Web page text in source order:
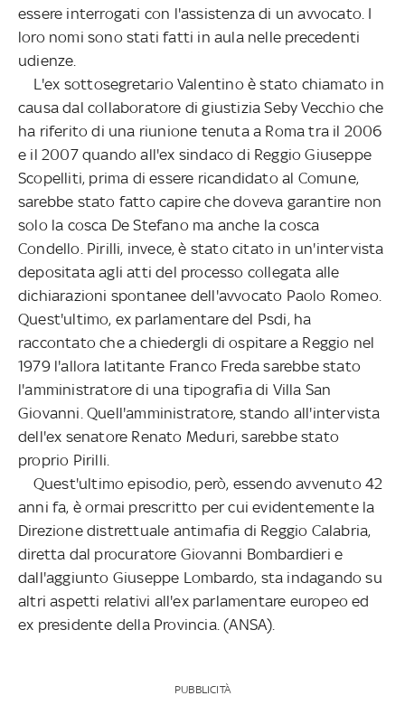
essere interrogati con l'assistenza di un avvocato. I
loro nomi sono stati fatti in aula nelle precedenti
udienze.
L'ex sottosegretario Valentino è stato chiamato in
causa dal collaboratore di giustizia Seby Vecchio che
ha riferito di una riunione tenuta a Roma tra il 2006
e il 2007 quando all'ex sindaco di Reggio Giuseppe
Scopelliti, prima di essere ricandidato al Comune,
sarebbe stato fatto capire che doveva garantire non
solo la cosca De Stefano ma anche la cosca
Condello. Pirilli, invece, è stato citato in un'intervista
depositata agli atti del processo collegata alle
dichiarazioni spontanee dell'avvocato Paolo Romeo.
Quest'ultimo, ex parlamentare del Psdi, ha
raccontato che a chiedergli di ospitare a Reggio nel
1979 l'allora latitante Franco Freda sarebbe stato
l'amministratore di una tipografia di Villa San
Giovanni. Quell'amministratore, stando all'intervista
dell'ex senatore Renato Meduri, sarebbe stato
proprio Pirilli.
Quest'ultimo episodio, però, essendo avvenuto 42
anni fa, è ormai prescritto per cui evidentemente la
Direzione distrettuale antimafia di Reggio Calabria,
diretta dal procuratore Giovanni Bombardieri e
dall'aggiunto Giuseppe Lombardo, sta indagando su
altri aspetti relativi all'ex parlamentare europeo ed
ex presidente della Provincia. (ANSA).
PUBBLICITÀ